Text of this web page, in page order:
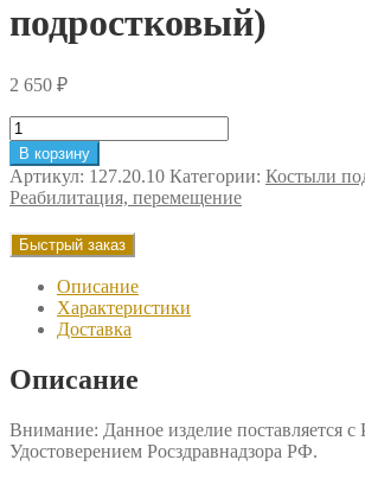
подростковый)
2 650 ₽
Количество
товара
Костыль
подмышечный
Квик
ен
Изи
подростковый)
В корзину
Артикул: 127.20.10 Категории: Костыли
Реабилитация, перемещение
Быстрый заказ
Описание
Характеристики
Доставка
Описание
Внимание: Данное изделие поставляется
Удостоверением Росздравнадзора РФ.